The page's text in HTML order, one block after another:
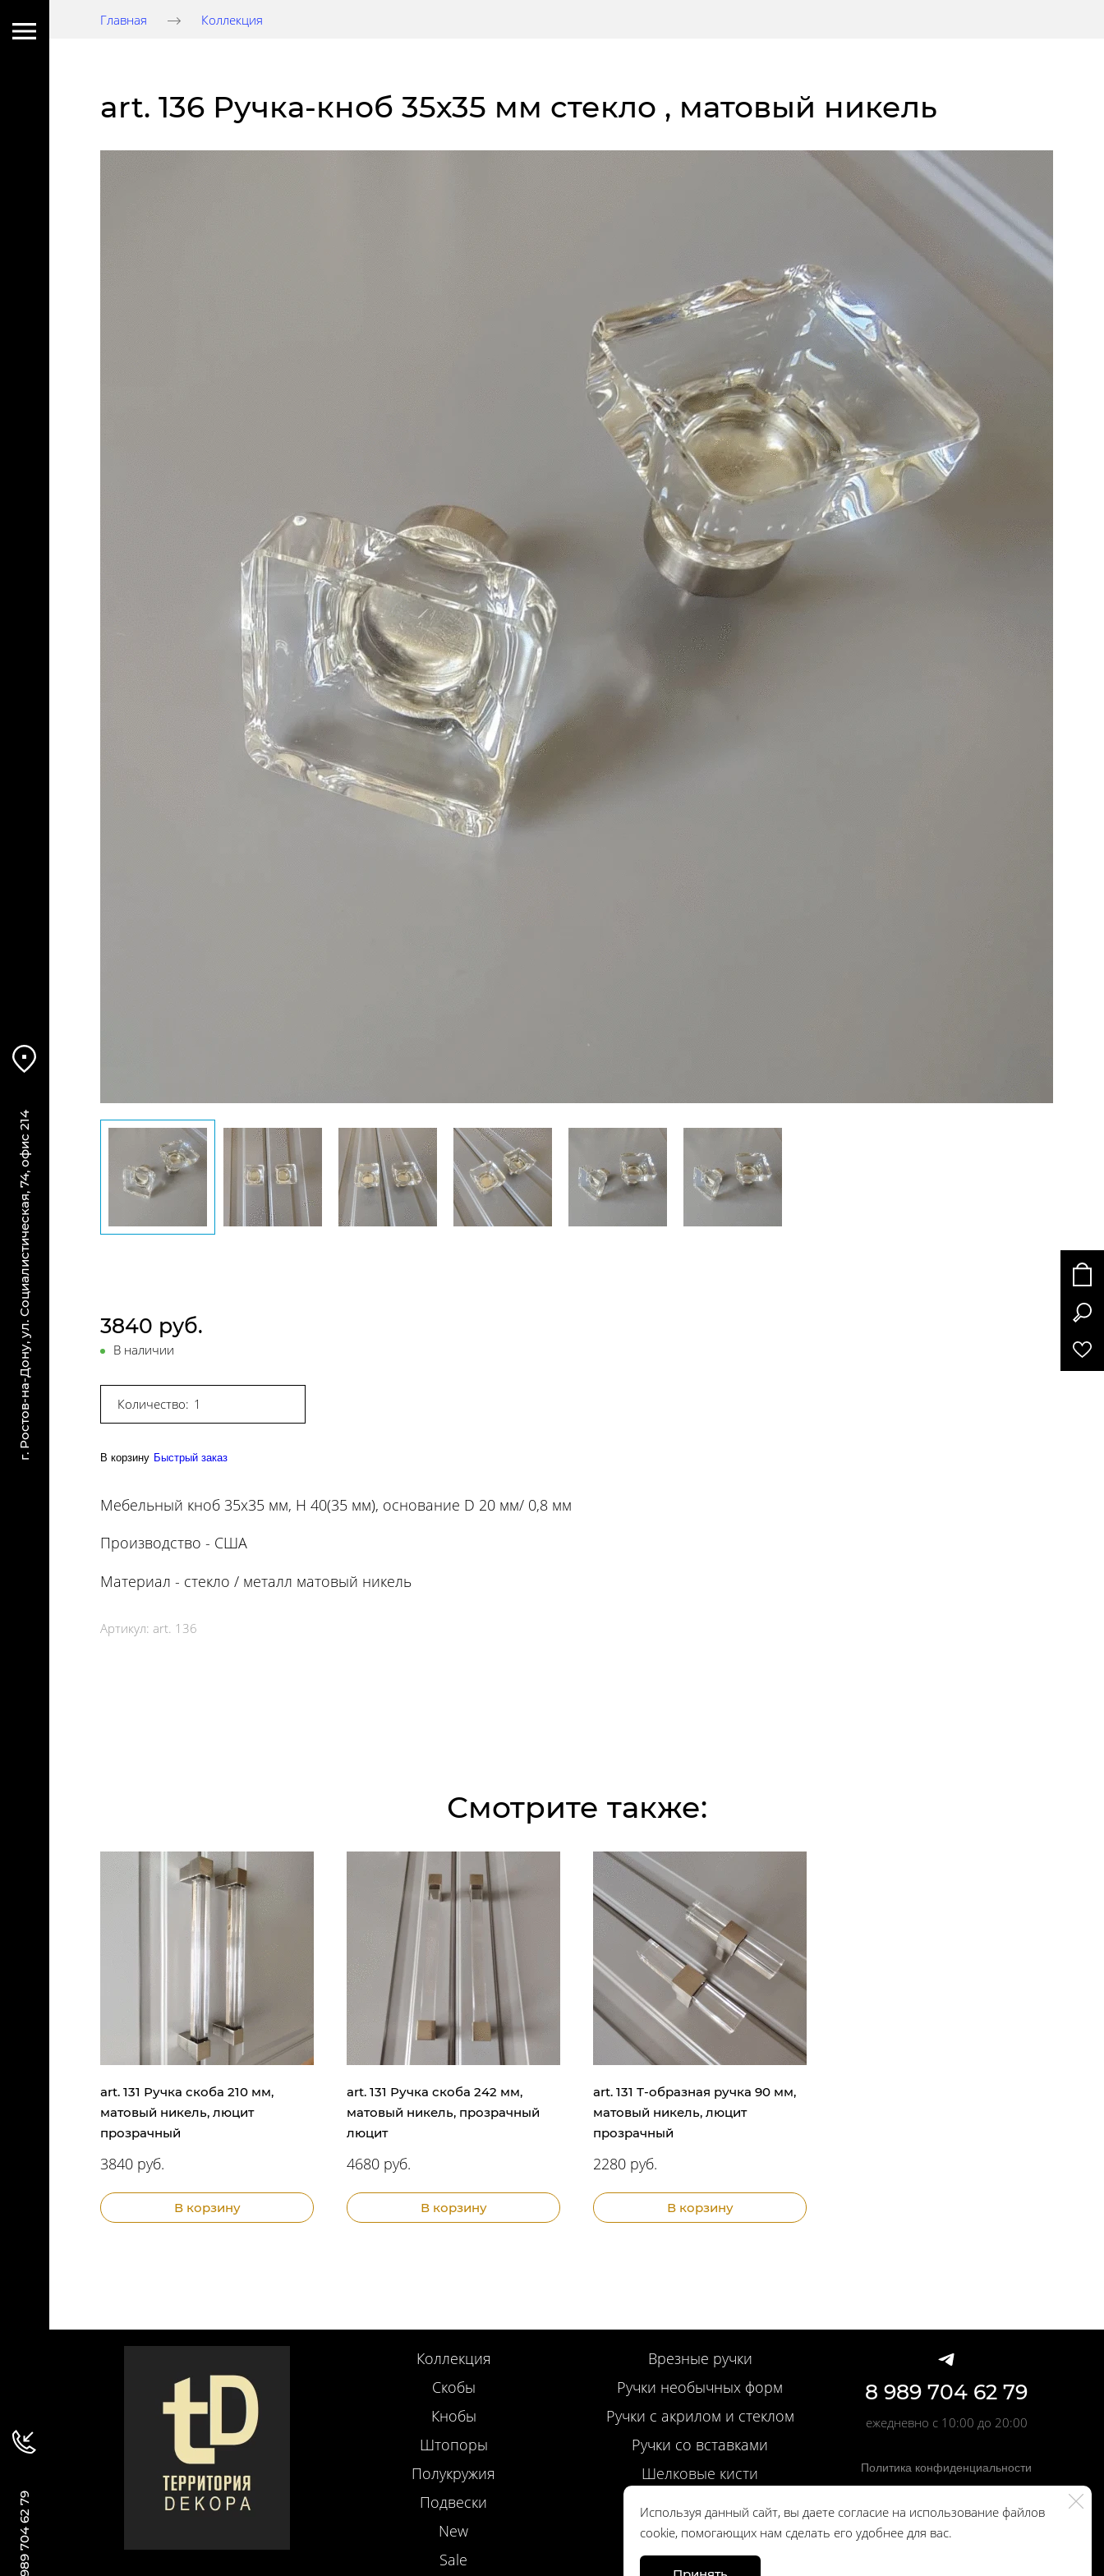
г. Ростов-на-Дону, ул. Социалистическая, 74, офис 214
+ 7 989 704 62 79
Главная Коллекция
art. 136 Ручка-кноб 35х35 мм стекло , матовый никель
3840 руб.
В наличии
Количество:
В корзину Быстрый заказ
Мебельный кноб 35х35 мм, H 40(35 мм), основание D 20 мм/ 0,8 мм
Производство - США
Материал - стекло / металл матовый никель
Артикул: art. 136
Смотрите также:
art. 131 Ручка скоба 210 мм,
матовый никель, люцит
прозрачный
3840 руб.
В корзину
art. 131 Ручка скоба 242 мм,
матовый никель, прозрачный
люцит
4680 руб.
В корзину
art. 131 Т-образная ручка 90 мм,
матовый никель, люцит
прозрачный
2280 руб.
В корзину
Коллекция
Скобы
Кнобы
Штопоры
Полукружия
Подвески
New
Sale
Врезные ручки
Ручки необычных форм
Ручки с акрилом и стеклом
Ручки со вставками
Шелковые кисти
Дверные ручки
8 989 704 62 79
ежедневно с 10:00 до 20:00
Политика конфиденциальности
Используя данный сайт, вы даете согласие на использование файлов
cookie, помогающих нам сделать его удобнее для вас.